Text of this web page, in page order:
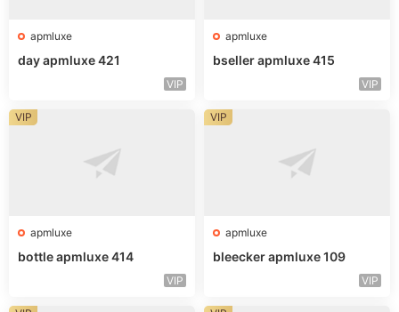
apmluxe
day apmluxe 421
VIP
apmluxe
bseller apmluxe 415
VIP
apmluxe
bottle apmluxe 414
VIP
VIP
apmluxe
bleecker apmluxe 109
VIP
VIP